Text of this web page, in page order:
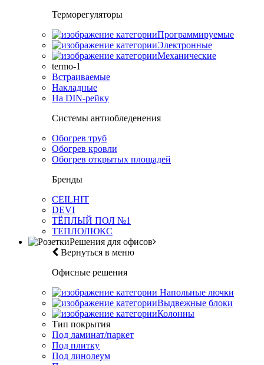
Терморегуляторы
Программируемые
Электронные
Механические
termo-1
Встраиваемые
Накладные
На DIN-рейку
Системы антиобледенения
Обогрев труб
Обогрев кровли
Обогрев открытых площадей
Бренды
CEILHIT
DEVI
ТЁПЛЫЙ ПОЛ №1
ТЕПЛОЛЮКС
Решения для офисов
Вернуться в меню
Офисные решения
Напольные лючки
Выдвежные блоки
Колонны
Тип покрытия
Под ламинат/паркет
Под плитку
Под линолеум